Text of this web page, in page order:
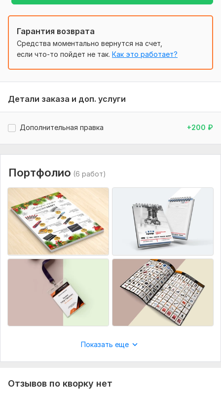
magazine.png
Уникальность: Уникальный
Гарантия возврата
Средства моментально вернутся на счет,
если что-то пойдет не так. Как это работает?
Детали заказа и доп. услуги
Дополнительная правка +200 ₽
Портфолио (6 работ)
Показать еще
Отзывов по кворку нет